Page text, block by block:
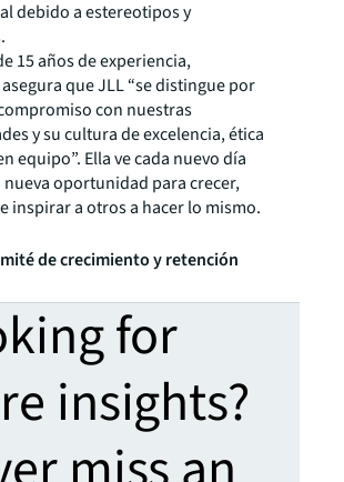
debido a estereotipos y
15 años de experiencia,
que JLL “se distingue por
con nuestras
y su cultura de excelencia, ética
equipo”. Ella ve cada nuevo día
oportunidad para crecer,
inspirar a otros a hacer lo mismo.
de crecimiento y retención
for
insights?